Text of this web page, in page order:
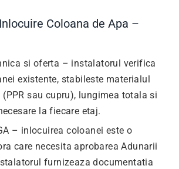
Coloana de Apa –
si oferta – instalatorul verifica
existente, stabileste materialul
(PPR sau cupru), lungimea totala si
la fiecare etaj.
– inlocuirea coloanei este o
care necesita aprobarea Adunarii
furnizeaza documentatia